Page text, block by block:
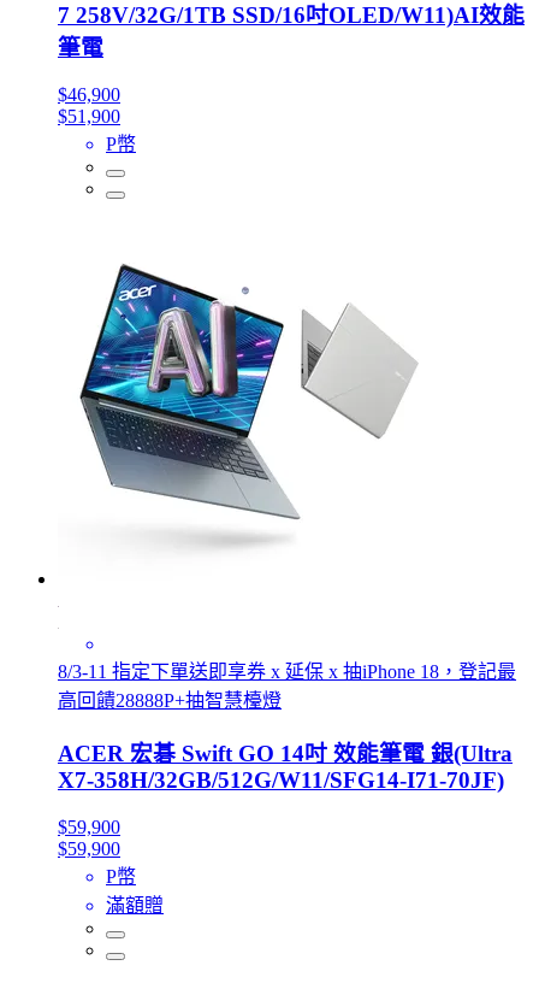
7 258V/32G/1TB SSD/16吋OLED/W11)AI效能
筆電
$46,900
$51,900
P幣
8/3-11 指定下單送即享券 x 延保 x 抽iPhone 18，登記最
高回饋28888P+抽智慧檯燈
ACER 宏碁 Swift GO 14吋 效能筆電 銀(Ultra
X7-358H/32GB/512G/W11/SFG14-I71-70JF)
$59,900
$59,900
P幣
滿額贈